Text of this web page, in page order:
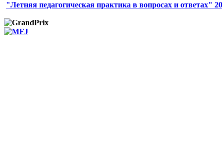
"Летняя педагогическая практика в вопросах и ответах"